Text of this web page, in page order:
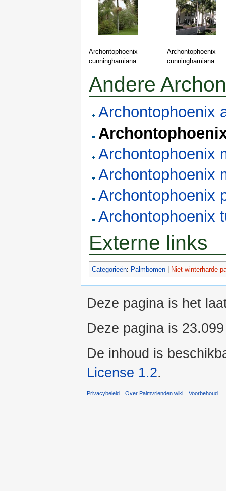
Archontophoenix
cunninghamiana
Archontophoenix
cunninghamiana
Andere
Archontophoenix
Archontophoenix
Archontophoenix
Archontophoenix
Archontophoenix
Externe links
Categorieën: Palmbomen | Niet winterharde
Deze pagina is het
Deze pagina is
De inhoud is
License 1.2.
Privacybeleid Over Palmvrienden wiki Voorbehoud